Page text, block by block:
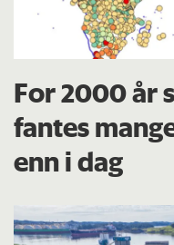
For 2000 år
fantes
enn i dag